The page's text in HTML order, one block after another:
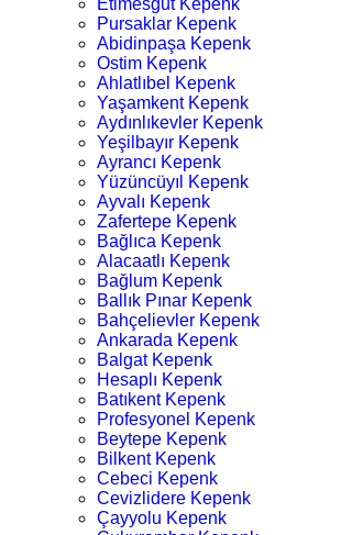
Etimesgut Kepenk
Pursaklar Kepenk
Abidinpaşa Kepenk
Ostim Kepenk
Ahlatlıbel Kepenk
Yaşamkent Kepenk
Aydınlıkevler Kepenk
Yeşilbayır Kepenk
Ayrancı Kepenk
Yüzüncüyıl Kepenk
Ayvalı Kepenk
Zafertepe Kepenk
Bağlıca Kepenk
Alacaatlı Kepenk
Bağlum Kepenk
Ballık Pınar Kepenk
Bahçelievler Kepenk
Ankarada Kepenk
Balgat Kepenk
Hesaplı Kepenk
Batıkent Kepenk
Profesyonel Kepenk
Beytepe Kepenk
Bilkent Kepenk
Cebeci Kepenk
Cevizlidere Kepenk
Çayyolu Kepenk